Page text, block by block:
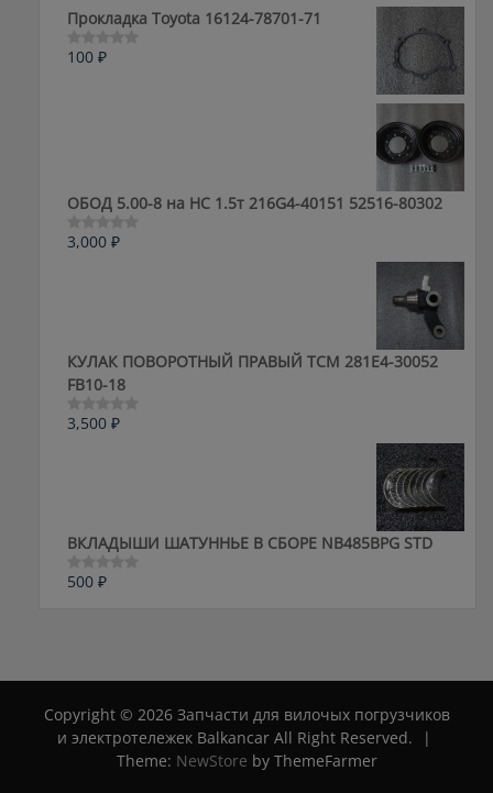
5
Прокладка Toyota 16124-78701-71
Оценка
100 ₽
ОБОД 5.00-8 на HC 1.5т 216G4-40151 52516-80302
Оценка
3,000 ₽
КУЛАК ПОВОРОТНЫЙ ПРАВЫЙ ТСМ 281E4-30052
FB10-18
Оценка
3,500 ₽
ВКЛАДЫШИ ШАТУННЬЕ В СБОРЕ NB485BPG STD
Оценка
500 ₽
Copyright © 2026 Запчасти для вилочых погрузчиков
и электротележек Balkancar All Right Reserved.
|
Theme: NewStore by ThemeFarmer